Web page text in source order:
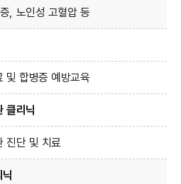
, 노인성 고혈압 등
및 합병증 예방교육
클리닉
진단 및 치료